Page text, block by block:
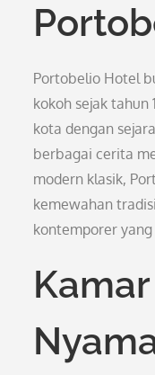
Portobelio Hotel
kokoh sejak tahun
kota dengan
berbagai cerita
modern klasik,
kemewahan
kontemporer